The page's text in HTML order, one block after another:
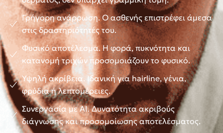
Γρήγορη ανάρρωση. Ο ασθενής επιστρέφει άμεσα
στις δραστηριότητές του.
Φυσικό αποτέλεσμα. Η φορά, πυκνότητα και
κατανομή τριχών προσομοιάζουν το φυσικό.
Υψηλή ακρίβεια. Ιδανική για hairline, γένια,
φρύδια ή λεπτομέρειες.
Συνεργασία με AI. Δυνατότητα ακριβούς
διάγνωσης και προσομοίωσης αποτελέσματος.